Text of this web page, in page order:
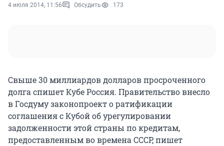
4 июля 2014, 11:56 Обсудить 173
Свыше 30 миллиардов долларов просроченного
долга спишет Кубе Россия. Правительство внесло
в Госдуму законопроект о ратификации
соглашения с Кубой об урегулировании
задолженности этой страны по кредитам,
предоставленным во времена СССР, пишет